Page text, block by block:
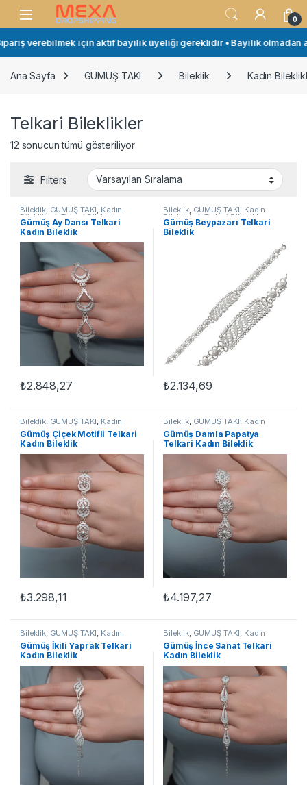
Skip to navigation
Skip to content
Open 0
verebilmek için aktif bayilik üyeliği gereklidir • Bayilik olmadan
Ana Sayfa GÜMÜŞ TAKI Bileklik Kadın
Telkari Bileklikler
12 sonucun tümü gösteriliyor
Filters
Bileklik, GÜMÜŞ TAKI, Kadın
Bileklikleri ,Telkari Bileklikler
Gümüş Ay Dansı Telkari
Kadın Bileklik
₺2.848,27
Bileklik, GÜMÜŞ TAKI, Kadın
Bileklikleri ,Telkari Bileklikler
​Gümüş Beypazarı Telkari
Bileklik
₺2.134,69
Bileklik, GÜMÜŞ TAKI, Kadın
Bileklikleri, Telkari Bileklikler
Gümüş Çiçek Motifli Telkari
Kadın Bileklik
₺3.298,11
Bileklik, GÜMÜŞ TAKI, Kadın
Bileklikleri Telkari Bileklikler
Gümüş Damla Papatya
Telkari Kadın Bileklik
₺4.197,27
Bileklik, GÜMÜŞ TAKI Kadın
Bileklikleri , Telkari Bileklikler
Gümüş İkili Yaprak Telkari
Kadın Bileklik
Bileklik, GÜMÜŞ TAKI Kadın
Bileklikleri Telkari Bileklikler
Gümüş İnce Sanat Telkari
Kadın Bileklik